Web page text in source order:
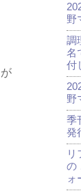
野
調
名
付
野
季
発
リ
の
ォ